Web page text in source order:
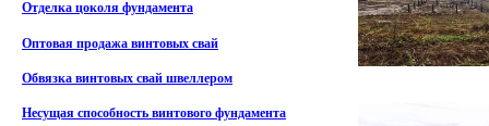
Отделка цоколя фундамента
Оптовая продажа винтовых свай
Обвязка винтовых свай швеллером
Несущая способность винтового фундамента